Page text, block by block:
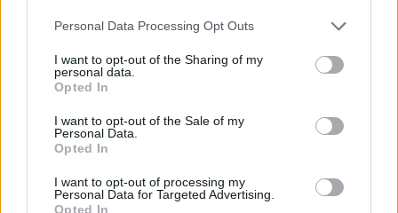
Personal Data Processing Opt Outs
I want to opt-out of the Sharing of my
personal data.
Opted In
I want to opt-out of the Sale of my
Personal Data.
Opted In
I want to opt-out of processing my
Personal Data for Targeted Advertising.
Opted In
Русия започна да внася петролни